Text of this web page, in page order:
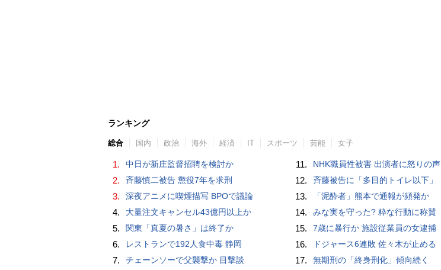
ランキング
総合 国内 政治 海外 経済 IT スポーツ 芸能 女子
1. 中日が新庄監督招聘を検討か
2. 斉藤慎二被告 懲役7年を求刑
3. 深夜アニメに喫煙描写 BPOで議論
4. 大量注文キャンセル43億円以上か
5. 関東「真夏の暑さ」は終了か
6. レストランで192人食中毒 静岡
7. チェーンソーで父襲撃か 目撃談
11. NHK職員性被害 出演者に怒りの声
12. 斉藤被告に「多目的トイレ以下」
13. 「泥酔者」熊本で通報が頻発か
14. みな実を守った? 粋な行動に称賛
15. 7歳に暴行か 施設従業員の女逮捕
16. ドジャース6連敗 佐々木が止める
17. 無期刑の「終身刑化」傾向続く